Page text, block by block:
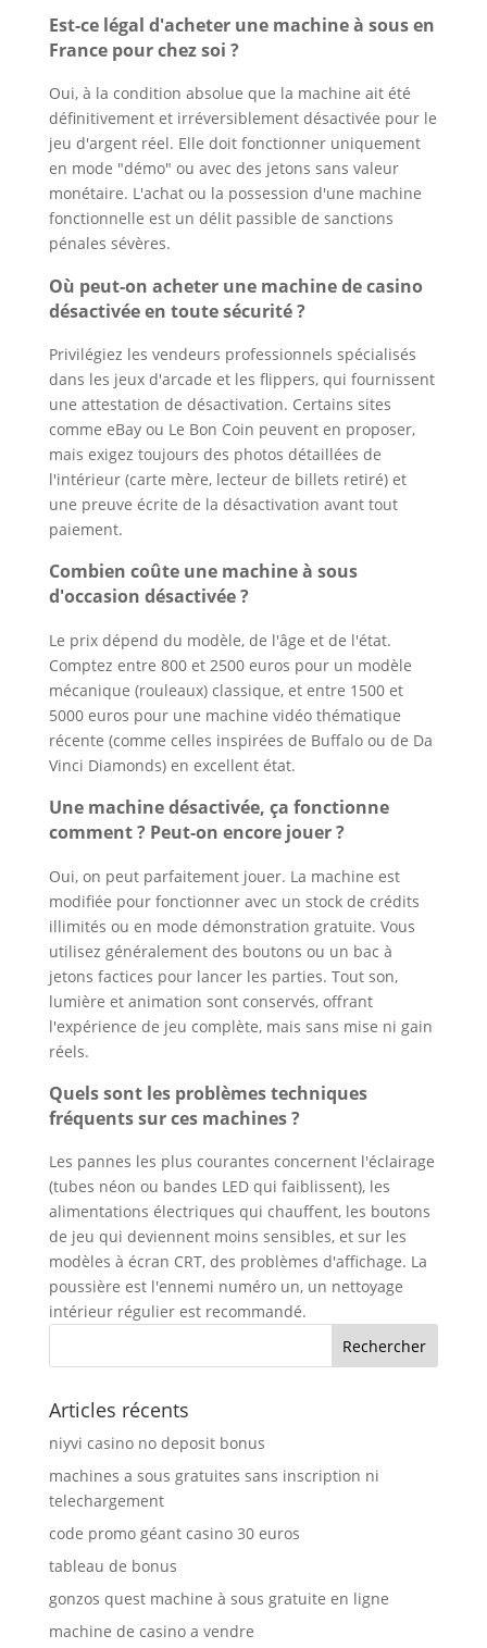
Est-ce légal d'acheter une machine à sous en
France pour chez soi ?
Oui, à la condition absolue que la machine ait été
définitivement et irréversiblement désactivée pour le
jeu d'argent réel. Elle doit fonctionner uniquement
en mode "démo" ou avec des jetons sans valeur
monétaire. L'achat ou la possession d'une machine
fonctionnelle est un délit passible de sanctions
pénales sévères.
Où peut-on acheter une machine de casino
désactivée en toute sécurité ?
Privilégiez les vendeurs professionnels spécialisés
dans les jeux d'arcade et les flippers, qui fournissent
une attestation de désactivation. Certains sites
comme eBay ou Le Bon Coin peuvent en proposer,
mais exigez toujours des photos détaillées de
l'intérieur (carte mère, lecteur de billets retiré) et
une preuve écrite de la désactivation avant tout
paiement.
Combien coûte une machine à sous
d'occasion désactivée ?
Le prix dépend du modèle, de l'âge et de l'état.
Comptez entre 800 et 2500 euros pour un modèle
mécanique (rouleaux) classique, et entre 1500 et
5000 euros pour une machine vidéo thématique
récente (comme celles inspirées de Buffalo ou de Da
Vinci Diamonds) en excellent état.
Une machine désactivée, ça fonctionne
comment ? Peut-on encore jouer ?
Oui, on peut parfaitement jouer. La machine est
modifiée pour fonctionner avec un stock de crédits
illimités ou en mode démonstration gratuite. Vous
utilisez généralement des boutons ou un bac à
jetons factices pour lancer les parties. Tout son,
lumière et animation sont conservés, offrant
l'expérience de jeu complète, mais sans mise ni gain
réels.
Quels sont les problèmes techniques
fréquents sur ces machines ?
Les pannes les plus courantes concernent l'éclairage
(tubes néon ou bandes LED qui faiblissent), les
alimentations électriques qui chauffent, les boutons
de jeu qui deviennent moins sensibles, et sur les
modèles à écran CRT, des problèmes d'affichage. La
poussière est l'ennemi numéro un, un nettoyage
intérieur régulier est recommandé.
Articles récents
niyvi casino no deposit bonus
machines a sous gratuites sans inscription ni
telechargement
code promo géant casino 30 euros
tableau de bonus
gonzos quest machine à sous gratuite en ligne
machine de casino a vendre